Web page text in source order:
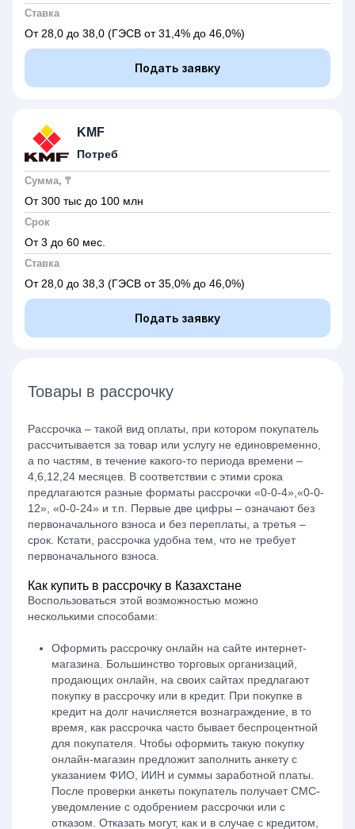
Ставка
От 28,0 до 38,0 (ГЭСВ от 31,4% до 46,0%)
Подать заявку
KMF
Потреб
Сумма, ₸
От 300 тыс до 100 млн
Срок
От 3 до 60 мес.
Ставка
От 28,0 до 38,3 (ГЭСВ от 35,0% до 46,0%)
Подать заявку
Товары в рассрочку
Рассрочка – такой вид оплаты, при котором покупатель
рассчитывается за товар или услугу не единовременно,
а по частям, в течение какого-то периода времени –
4,6,12,24 месяцев. В соответствии с этими срока
предлагаются разные форматы рассрочки «0-0-4», «0-0-
12», «0-0-24» и т.п. Первые две цифры – означают без
первоначального взноса и без переплаты , а третья –
срок. Кстати, рассрочка удобна тем, что не требует
первоначального взноса.
Как купить в рассрочку в Казахстане
Воспользоваться этой возможностью можно
несколькими способами:
Оформить рассрочку онлайн на сайте интернет-
магазина. Большинство торговых организаций,
продающих онлайн, на своих сайтах предлагают
покупку в рассрочку или в кредит. При покупке в
кредит на долг начисляется вознаграждение, в то
время, как рассрочка часто бывает беспроцентной
для покупателя. Чтобы оформить такую покупку
онлайн-магазин предложит заполнить анкету с
указанием ФИО, ИИН и суммы заработной платы.
После проверки анкеты покупатель получает СМС-
уведомление с одобрением рассрочки или с
отказом. Отказать могут, как и в случае с кредитом,